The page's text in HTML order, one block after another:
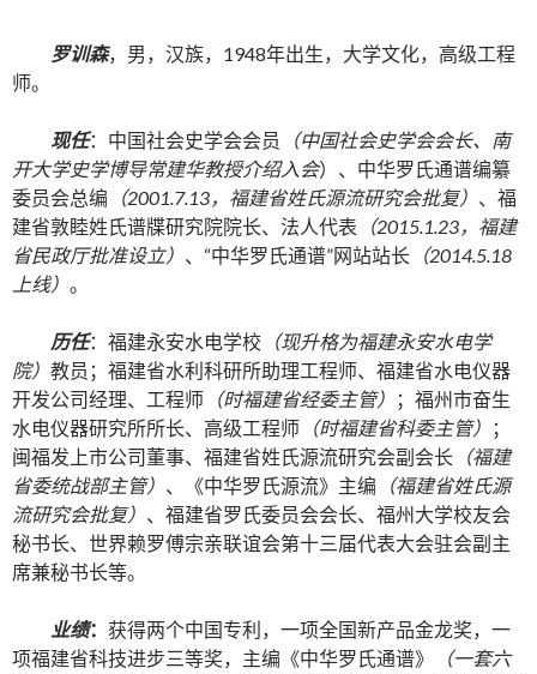
罗训森，男，汉族，1948年出生，大学文化，高级工程
师。
现任：中国社会史学会会员
（中国社会史学会会长、南
开大学史学博导常建华教授介绍入会）、中华罗氏通谱编纂
委员会总编 （2001.7.13，福建省姓氏源流研究会批复） 、福
建省敦睦姓氏谱牒研究院院长、法人代表 （2015.1.23，福建
省民政厅批准设立） 、“中华罗氏通谱”网站站长 （2014.5.18
上线） 。
历任：福建永安水电学校 （现升格为福建永安水电学
院） 教员；福建省水利科研所助理工程师、福建省水电仪器
开发公司经理、工程师 （时福建省经委主管）
；福州市奋生
水电仪器研究所所长、高级工程师 （时福建省科委主管）
；
闽福发上市公司董事、福建省姓氏源流研究会副会长 （福建
省委统战部主管） 、《中华罗氏源流》主编 （福建省姓氏源
流研究会批复） 、福建省罗氏委员会会长、福州大学校友会
秘书长、世界赖罗傅宗亲联谊会第十三届代表大会驻会副主
席兼秘书长等。
业绩： 获得两个中国专利，一项全国新产品金龙奖，一
项福建省科技进步三等奖，主编《中华罗氏通谱》
（一套六